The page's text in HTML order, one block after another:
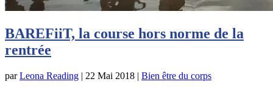
BAREFiiT, la course hors norme de la
rentrée
parLeona Reading | 22 Mai 2018 | Bien être du corps